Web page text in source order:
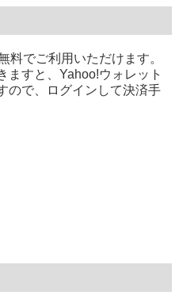
料でご利用いただけます。
ますと、Yahoo!ウォレット
ので、ログインして決済手